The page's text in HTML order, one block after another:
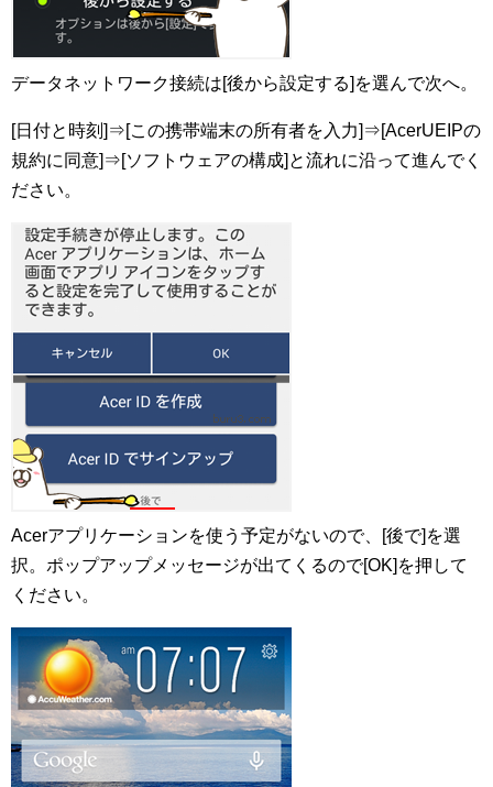
データネットワーク接続は[後から設定する]を選んで次へ。
[日付と時刻]⇒[この携帯端末の所有者を入力]⇒[AcerUEIPの
規約に同意]⇒[ソフトウェアの構成]と流れに沿って進んでく
ださい。
Acerアプリケーションを使う予定がないので、[後で]を選
択。ポップアップメッセージが出てくるので[OK]を押して
ください。